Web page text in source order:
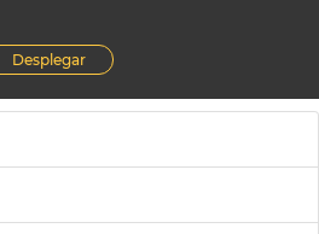
Desplegar